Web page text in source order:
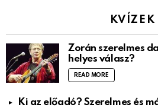
KVÍZEK
Zorán szerelmes
helyes válasz?
READ MORE
Ki az előadó? Szerelmes és